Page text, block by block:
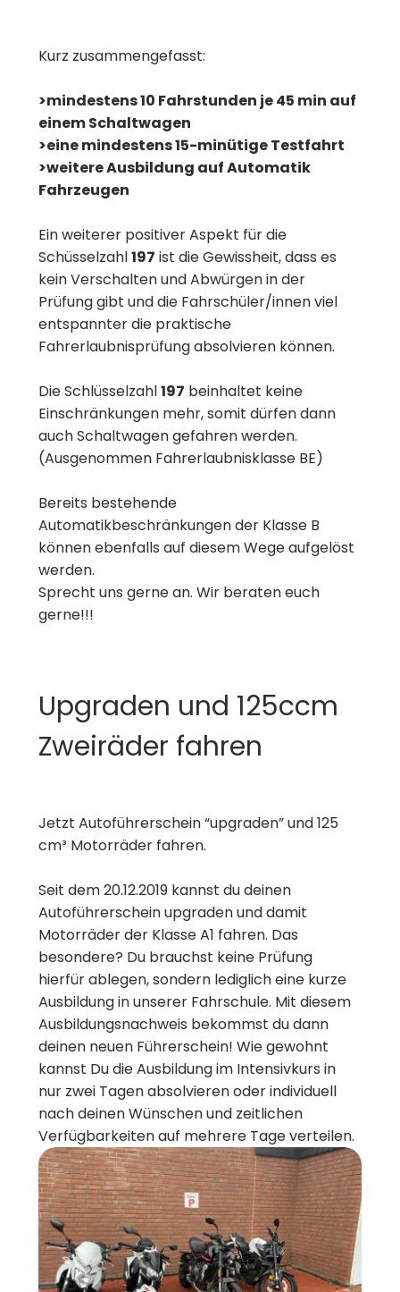
Kurz zusammengefasst:
>mindestens 10 Fahrstunden je 45 min auf
einem Schaltwagen
>eine mindestens 15-minütige Testfahrt
>weitere Ausbildung auf Automatik
Fahrzeugen
Ein weiterer positiver Aspekt für die
Schüsselzahl197 ist die Gewissheit, dass es
kein Verschalten und Abwürgen in der
Prüfung gibt und die Fahrschüler/innen viel
entspannter die praktische
Fahrerlaubnisprüfung absolvieren können.
Die Schlüsselzahl197 beinhaltet keine
Einschränkungen mehr, somit dürfen dann
auch Schaltwagen gefahren werden.
(Ausgenommen Fahrerlaubnisklasse BE)
Bereits bestehende
Automatikbeschränkungen der Klasse B
können ebenfalls auf diesem Wege aufgelöst
werden.
Sprecht uns gerne an. Wir beraten euch
gerne!!!
Upgraden und 125ccm
Zweiräder fahren
Jetzt Autoführerschein “upgraden” und 125
cm³ Motorräder fahren.
Seit dem 20.12.2019 kannst du deinen
Autoführerschein upgraden und damit
Motorräder der Klasse A1 fahren. Das
besondere? Du brauchst keine Prüfung
hierfür ablegen, sondern lediglich eine kurze
Ausbildung in unserer Fahrschule. Mit diesem
Ausbildungsnachweis bekommst du dann
deinen neuen Führerschein! Wie gewohnt
kannst Du die Ausbildung im Intensivkurs in
nur zwei Tagen absolvieren oder individuell
nach deinen Wünschen und zeitlichen
Verfügbarkeiten auf mehrere Tage verteilen.